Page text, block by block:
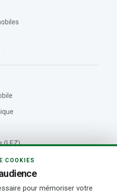
(LEZ)
COOKIES
pour mémoriser votre